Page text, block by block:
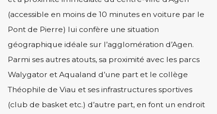
(accessible en moins de 10 minutes en voiture par le
Pont de Pierre) lui confère une situation
géographique idéale sur l’agglomération d’Agen.
Parmi ses autres atouts, sa proximité avec les parcs
Walygator et Aqualand d’une part et le collège
Théophile de Viau et ses infrastructures sportives
(club de basket etc.) d’autre part, en font un endroit